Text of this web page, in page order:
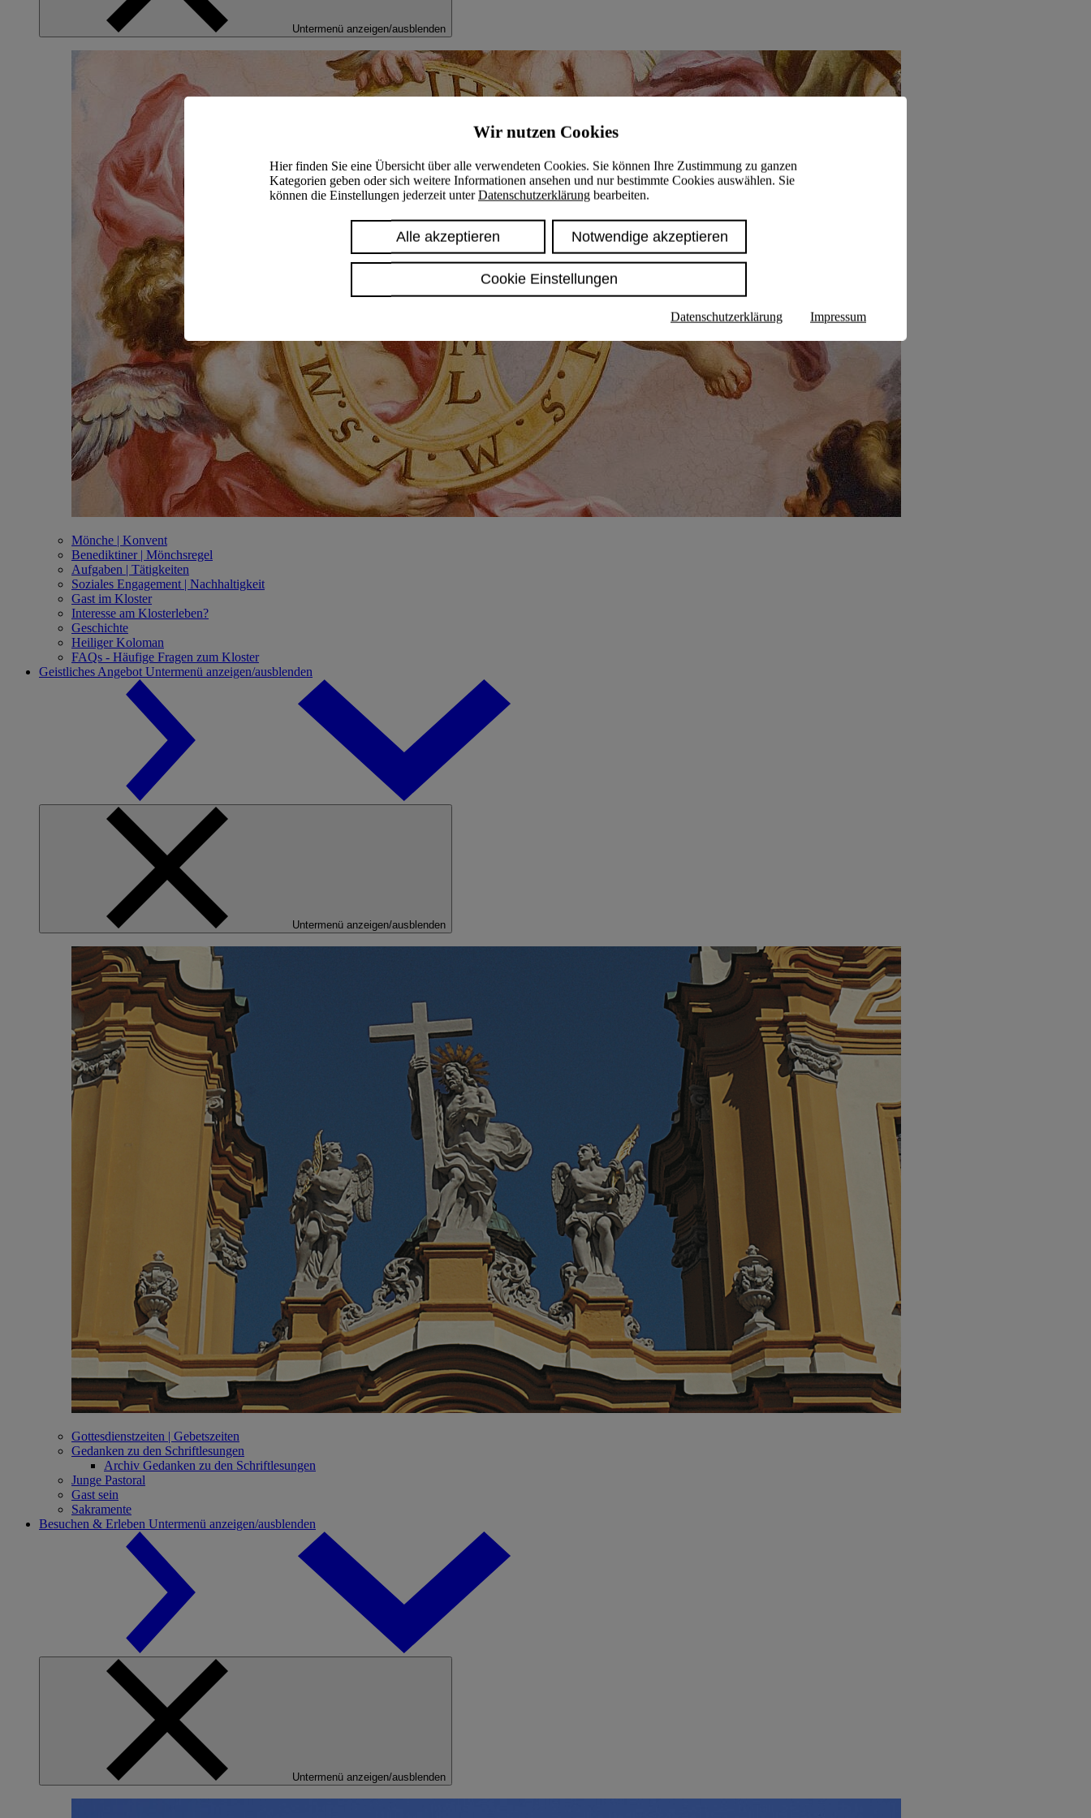
Wir nutzen Cookies
Hier finden Sie eine Übersicht über alle verwendeten Cookies. Sie können Ihre Zustimmung zu ganzen
Kategorien geben oder sich weitere Informationen ansehen und nur bestimmte Cookies auswählen. Sie
können die Einstellungen jederzeit unterDatenschutzerklärung bearbeiten.
Alle akzeptieren Notwendige akzeptieren
Cookie Einstellungen
Datenschutzerklärung Impressum
Untermenü anzeigen/ausblenden
Mönche | Konvent
Benediktiner | Mönchsregel
Aufgaben | Tätigkeiten
Soziales Engagement | Nachhaltigkeit
Gast im Kloster
Interesse am Klosterleben?
Geschichte
Heiliger Koloman
FAQs - Häufige Fragen zum Kloster
Geistliches Angebot Untermenü anzeigen/ausblenden
Untermenü anzeigen/ausblenden
Gottesdienstzeiten | Gebetszeiten
Gedanken zu den Schriftlesungen
Archiv Gedanken zu den Schriftlesungen
Junge Pastoral
Gast sein
Sakramente
Besuchen & Erleben Untermenü anzeigen/ausblenden
Untermenü anzeigen/ausblenden